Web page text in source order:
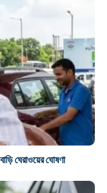
ঘেরাওয়ের ঘোষণা